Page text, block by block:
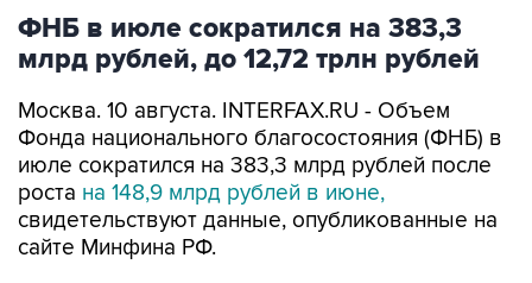
ФНБ в июле сократился на 383,3
млрд рублей, до 12,72 трлн рублей
Москва. 10 августа. INTERFAX.RU - Объем
Фонда национального благосостояния (ФНБ) в
июле сократился на 383,3 млрд рублей после
роста на 148,9 млрд рублей в июне,
свидетельствуют данные, опубликованные на
сайте Минфина РФ.